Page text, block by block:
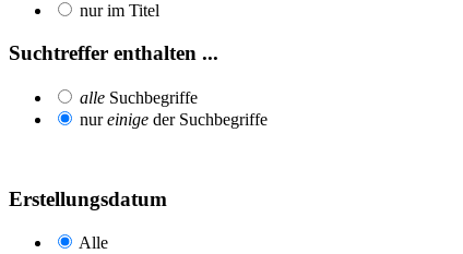
nur im Titel
Suchtreffer enthalten ...
alle Suchbegriffe
nureinige der Suchbegriffe
Erstellungsdatum
Alle